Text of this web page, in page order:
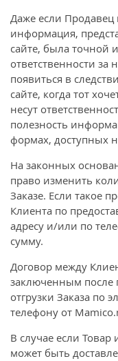
Даже если
информация,
сайте, была точной
ответственности за
появиться в
сайте, когда тот
несут
полезность
формах, доступных
На законных
право изменить
Заказе. Если такое
Клиента по
адресу и/или по
сумму.
Договор между
заключенным после
отгрузки Заказа по
телефону от
В случае если Товар
может быть